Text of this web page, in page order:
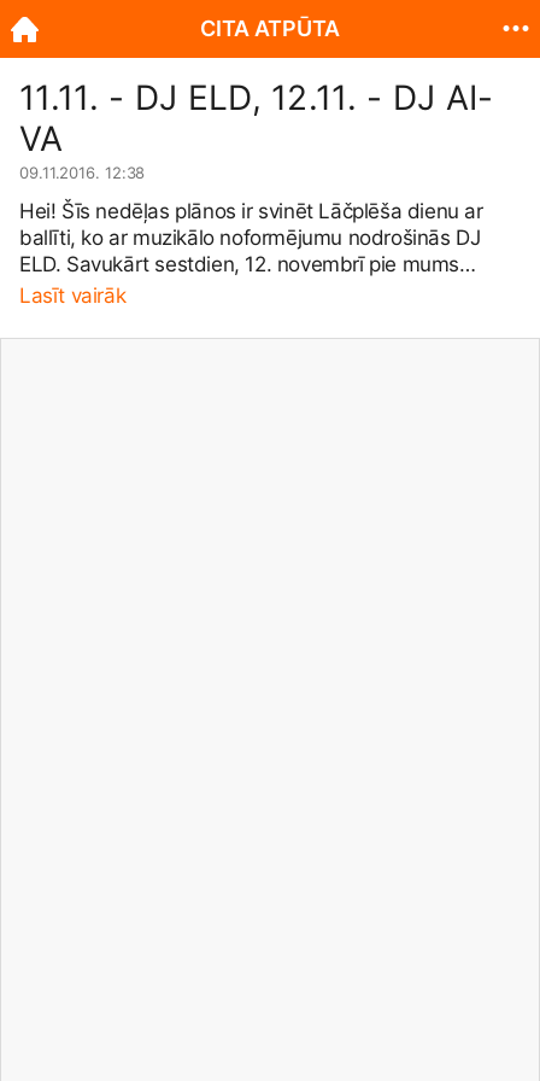
11.11. - DJ ELD, 12.11. - DJ AI-
VA
09.11.2016. 12:38
Hei! Šīs nedēļas plānos ir svinēt Lāčplēša dienu ar
ballīti, ko ar muzikālo noformējumu nodrošinās DJ
ELD. Savukārt sestdien, 12. novembrī pie mums
ciemosies sen neredzēts, bet vienmēr gaidīts un
šoreiz būs nevis vienkārša ballīte, bet gan video
Lasīt vairāk
CITA ATPŪTA